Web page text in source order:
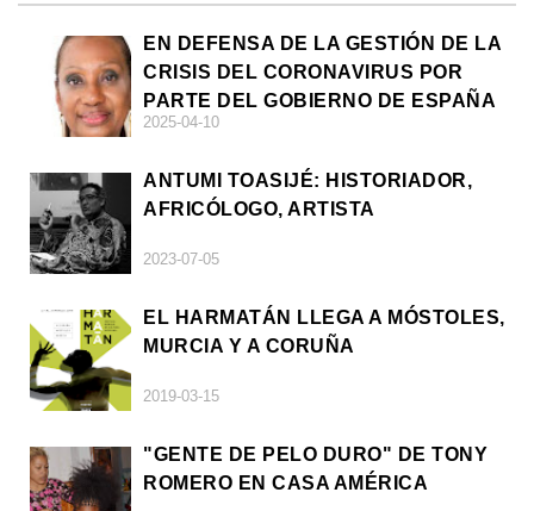
EN DEFENSA DE LA GESTIÓN DE LA
CRISIS DEL CORONAVIRUS POR
PARTE DEL GOBIERNO DE ESPAÑA
2025-04-10
ANTUMI TOASIJÉ: HISTORIADOR,
AFRICÓLOGO, ARTISTA
2023-07-05
EL HARMATÁN LLEGA A MÓSTOLES,
MURCIA Y A CORUÑA
2019-03-15
"GENTE DE PELO DURO" DE TONY
ROMERO EN CASA AMÉRICA